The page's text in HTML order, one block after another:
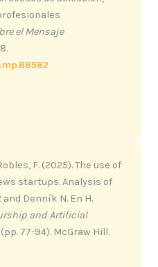
el Mensaje
F. (2025). The use of
startups. Analysis of
Denník N. En H.
and Artificial
(pp. 77-94). McGraw Hill.